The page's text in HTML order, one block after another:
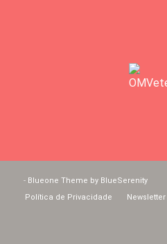
- Blueone Theme by BlueSerenity
Política de Privacidade
Newsletter